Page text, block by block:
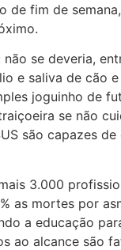
de fim de
se deveria,
e saliva de cão
joguinho de
se não
são capazes
3.000
as mortes por
a educação
ao alcance são